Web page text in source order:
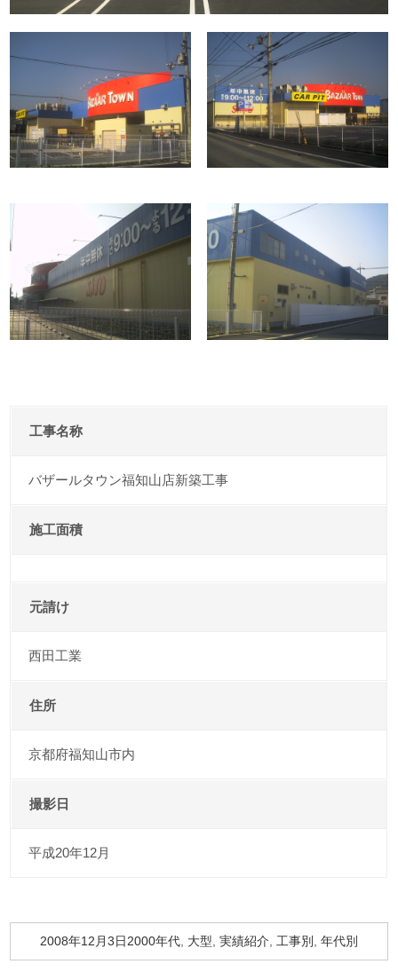
工事名称
バザールタウン福知山店新築工事
施工面積
元請け
西田工業
住所
京都府福知山市内
撮影日
平成20年12月
投
稿
2008年12月3日
カ
テ
2000年代 大型 実績紹介 工事別 年代別